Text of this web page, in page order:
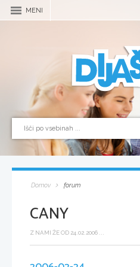
MENI
Domov forum
CANY
Z NAMI ŽE OD 24.02.2006 ...